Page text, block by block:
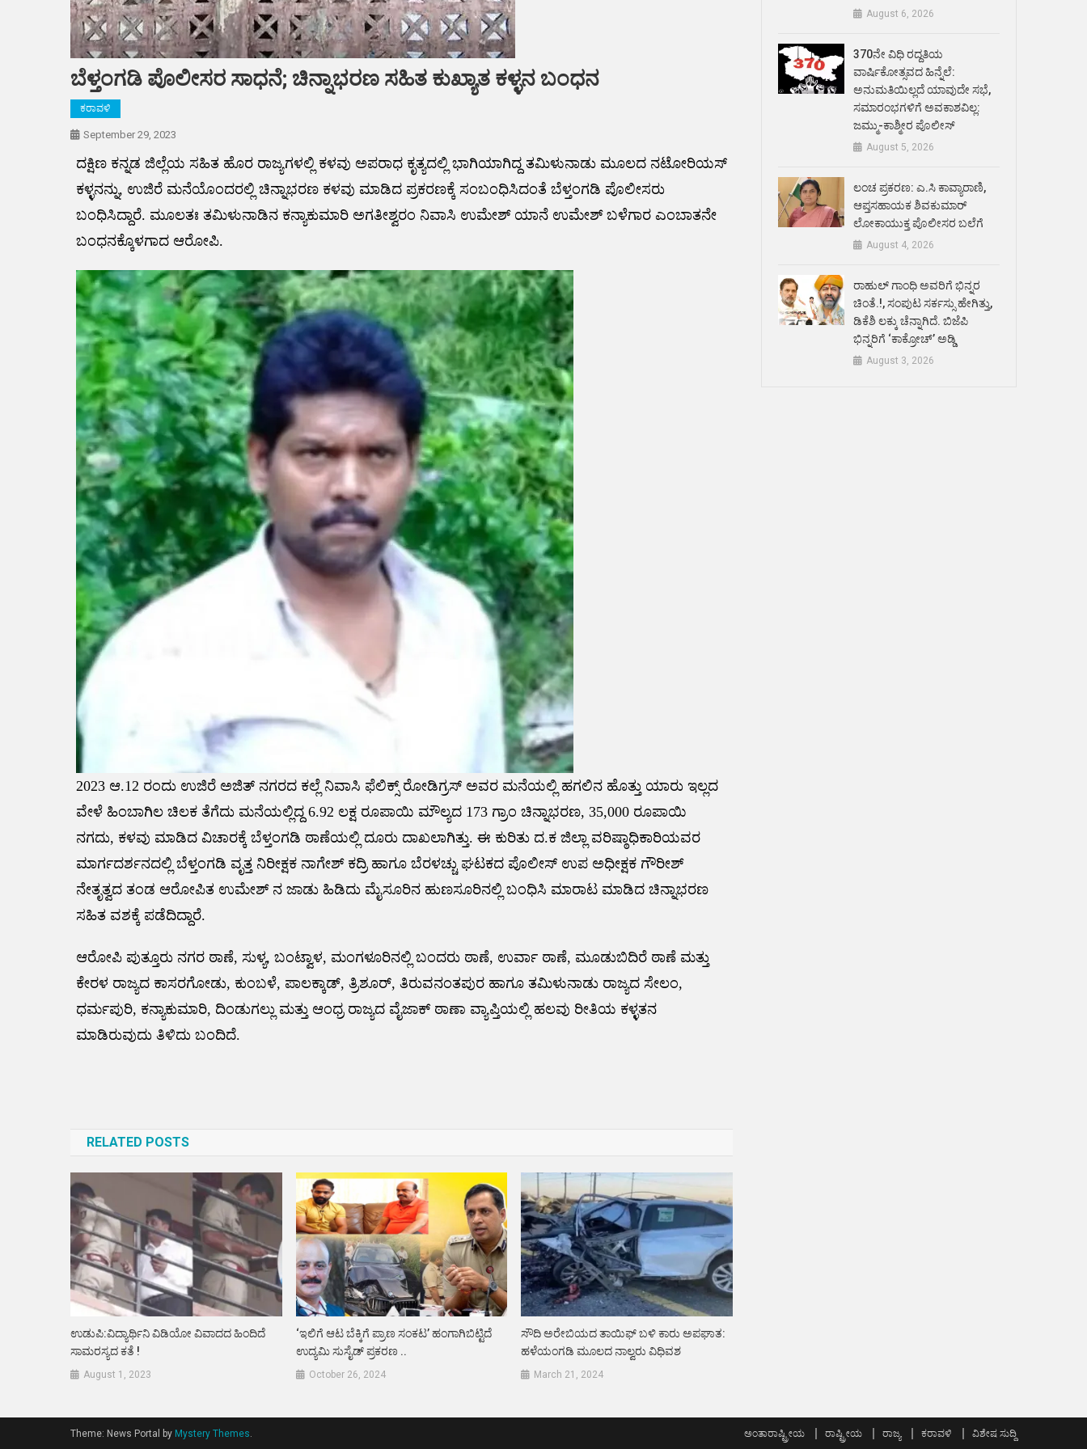
ಬೆಳ್ತಂಗಡಿ ಪೊಲೀಸರ ಸಾಧನೆ; ಚಿನ್ನಾಭರಣ ಸಹಿತ ಕುಖ್ಯಾತ ಕಳ್ಳನ ಬಂಧನ
ಕರಾವಳಿ
September 29, 2023
ದಕ್ಷಿಣ ಕನ್ನಡ ಜಿಲ್ಲೆಯ ಸಹಿತ ಹೊರ ರಾಜ್ಯಗಳಲ್ಲಿ ಕಳವು ಅಪರಾಧ ಕೃತ್ಯದಲ್ಲಿ ಭಾಗಿಯಾಗಿದ್ದ ತಮಿಳುನಾಡು ಮೂಲದ ನಟೋರಿಯಸ್
ಕಳ್ಳನನ್ನು, ಉಜಿರೆ ಮನೆಯೊಂದರಲ್ಲಿ ಚಿನ್ನಾಭರಣ ಕಳವು ಮಾಡಿದ ಪ್ರಕರಣಕ್ಕೆ ಸಂಬಂಧಿಸಿದಂತೆ ಬೆಳ್ತಂಗಡಿ ಪೊಲೀಸರು
ಬಂಧಿಸಿದ್ದಾರೆ. ಮೂಲತಃ ತಮಿಳುನಾಡಿನ ಕನ್ಯಾಕುಮಾರಿ ಅಗತೀಶ್ವರಂ ನಿವಾಸಿ ಉಮೇಶ್ ಯಾನೆ ಉಮೇಶ್ ಬಳೆಗಾರ ಎಂಬಾತನೇ
ಬಂಧನಕ್ಕೊಳಗಾದ ಆರೋಪಿ.
2023 ಆ.12 ರಂದು ಉಜಿರೆ ಅಜಿತ್ ನಗರದ ಕಲ್ಲೆ ನಿವಾಸಿ ಫೆಲಿಕ್ಸ್ ರೋಡಿಗ್ರಸ್ ಅವರ ಮನೆಯಲ್ಲಿ ಹಗಲಿನ ಹೊತ್ತು ಯಾರು ಇಲ್ಲದ
ವೇಳೆ ಹಿಂಬಾಗಿಲ ಚಿಲಕ ತೆಗೆದು ಮನೆಯಲ್ಲಿದ್ದ 6.92 ಲಕ್ಷ ರೂಪಾಯಿ ಮೌಲ್ಯದ 173 ಗ್ರಾಂ ಚಿನ್ನಾಭರಣ, 35,000 ರೂಪಾಯಿ
ನಗದು, ಕಳವು ಮಾಡಿದ ವಿಚಾರಕ್ಕೆ ಬೆಳ್ತಂಗಡಿ ಠಾಣೆಯಲ್ಲಿ ದೂರು ದಾಖಲಾಗಿತ್ತು. ಈ ಕುರಿತು ದ.ಕ ಜಿಲ್ಲಾ ವರಿಷ್ಠಾಧಿಕಾರಿಯವರ
ಮಾರ್ಗದರ್ಶನದಲ್ಲಿ ಬೆಳ್ತಂಗಡಿ ವೃತ್ತ ನಿರೀಕ್ಷಕ ನಾಗೇಶ್ ಕದ್ರಿ ಹಾಗೂ ಬೆರಳಚ್ಚು ಘಟಕದ ಪೊಲೀಸ್ ಉಪ ಅಧೀಕ್ಷಕ ಗೌರೀಶ್
ನೇತೃತ್ವದ ತಂಡ ಆರೋಪಿತ ಉಮೇಶ್ ನ ಜಾಡು ಹಿಡಿದು ಮೈಸೂರಿನ ಹುಣಸೂರಿನಲ್ಲಿ ಬಂಧಿಸಿ ಮಾರಾಟ ಮಾಡಿದ ಚಿನ್ನಾಭರಣ
ಸಹಿತ ವಶಕ್ಕೆ ಪಡೆದಿದ್ದಾರೆ.
ಆರೋಪಿ ಪುತ್ತೂರು ನಗರ ಠಾಣೆ, ಸುಳ್ಯ, ಬಂಟ್ವಾಳ, ಮಂಗಳೂರಿನಲ್ಲಿ ಬಂದರು ಠಾಣೆ, ಉರ್ವಾ ಠಾಣೆ, ಮೂಡುಬಿದಿರೆ ಠಾಣೆ ಮತ್ತು
ಕೇರಳ ರಾಜ್ಯದ ಕಾಸರಗೋಡು, ಕುಂಬಳೆ, ಪಾಲಕ್ಕಾಡ್, ತ್ರಿಶೂರ್, ತಿರುವನಂತಪುರ ಹಾಗೂ ತಮಿಳುನಾಡು ರಾಜ್ಯದ ಸೇಲಂ,
ಧರ್ಮಪುರಿ, ಕನ್ಯಾಕುಮಾರಿ, ದಿಂಡುಗಲ್ಲು ಮತ್ತು ಆಂಧ್ರ ರಾಜ್ಯದ ವೈಜಾಕ್ ಠಾಣಾ ವ್ಯಾಪ್ತಿಯಲ್ಲಿ ಹಲವು ರೀತಿಯ ಕಳ್ಳತನ
ಮಾಡಿರುವುದು ತಿಳಿದು ಬಂದಿದೆ.
RELATED POSTS
ಉಡುಪಿ:ವಿದ್ಯಾರ್ಥಿನಿ ವಿಡಿಯೋ ವಿವಾದದ ಹಿಂದಿದೆ
ಸಾಮರಸ್ಯದ ಕತೆ !
August 1, 2023
‘ಇಲಿಗೆ ಆಟ ಬೆಕ್ಕಿಗೆ ಪ್ರಾಣ ಸಂಕಟ’ ಹಂಗಾಗಿಬಿಟ್ಟಿದೆ
ಉದ್ಯಮಿ ಸುಸೈಡ್ ಪ್ರಕರಣ ..
October 26, 2024
ಸೌದಿ ಅರೇಬಿಯದ ತಾಯಿಫ್ ಬಳಿ ಕಾರು ಅಪಘಾತ:
ಹಳೆಯಂಗಡಿ ಮೂಲದ ನಾಲ್ವರು ವಿಧಿವಶ
March 21, 2024
August 6, 2026
370ನೇ ವಿಧಿ ರದ್ದತಿಯ
ವಾರ್ಷಿಕೋತ್ಸವದ ಹಿನ್ನೆಲೆ:
ಅನುಮತಿಯಿಲ್ಲದೆ ಯಾವುದೇ ಸಭೆ,
ಸಮಾರಂಭಗಳಿಗೆ ಅವಕಾಶವಿಲ್ಲ:
ಜಮ್ಮು-ಕಾಶ್ಮೀರ ಪೊಲೀಸ್
August 5, 2026
ಲಂಚ ಪ್ರಕರಣ: ಎ.ಸಿ ಕಾವ್ಯಾರಾಣಿ,
ಆಪ್ತಸಹಾಯಕ ಶಿವಕುಮಾರ್‌
ಲೋಕಾಯುಕ್ತ ಪೊಲೀಸರ ಬಲೆಗೆ
August 4, 2026
ರಾಹುಲ್ ಗಾಂಧಿ ಅವರಿಗೆ ಭಿನ್ನರ
ಚಿಂತೆ.!, ಸಂಪುಟ ಸರ್ಕಸ್ಸು ಹೇಗಿತ್ತು,
ಡಿಕೆಶಿ ಲಕ್ಕು ಚೆನ್ನಾಗಿದೆ. ಬಿಜೆಪಿ
ಭಿನ್ನರಿಗೆ ‘ಕಾಕ್ರೋಚ್’ ಅಡ್ಡಿ
August 3, 2026
Theme: News Portal by Mystery Themes ಅಂತಾರಾಷ್ಟ್ರೀಯ ರಾಷ್ಟ್ರೀಯ ರಾಜ್ಯ ಕರಾವಳಿ ವಿಶೇಷ ಸುದ್ದಿ